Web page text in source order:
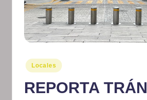
o
r
m
at
iv
o
Publicado
en
Locales
REPORTA